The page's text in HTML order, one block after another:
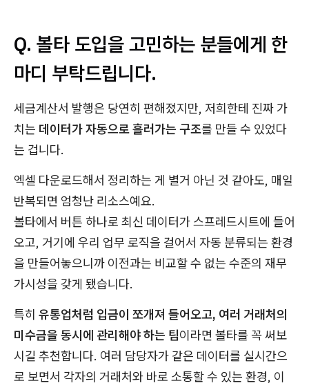
Q. 볼타 도입을 고민하는 분들에게 한
마디 부탁드립니다.
세금계산서 발행은 당연히 편해졌지만, 저희한테 진짜 가
치는 데이터가 자동으로 흘러가는 구조를 만들 수 있었다
는 겁니다.
엑셀 다운로드해서 정리하는 게 별거 아닌 것 같아도, 매일
반복되면 엄청난 리소스예요.
볼타에서 버튼 하나로 최신 데이터가 스프레드시트에 들어
오고, 거기에 우리 업무 로직을 걸어서 자동 분류되는 환경
을 만들어놓으니까 이전과는 비교할 수 없는 수준의 재무
가시성을 갖게 됐습니다.
특히 유통업처럼 입금이 쪼개져 들어오고, 여러 거래처의
미수금을 동시에 관리해야 하는 팀이라면 볼타를 꼭 써보
시길 추천합니다. 여러 담당자가 같은 데이터를 실시간으
로 보면서 각자의 거래처와 바로 소통할 수 있는 환경, 이